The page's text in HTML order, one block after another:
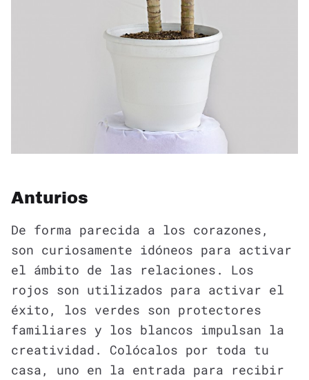
Anturios
De forma parecida a los corazones,
son curiosamente idóneos para activar
el ámbito de las relaciones. Los
rojos son utilizados para activar el
éxito, los verdes son protectores
familiares y los blancos impulsan la
creatividad. Colócalos por toda tu
casa, uno en la entrada para recibir